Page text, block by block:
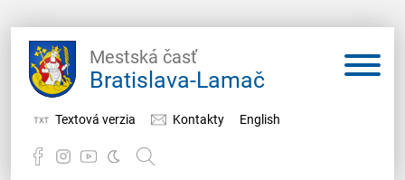
Mestská časť
Bratislava-Lamač
Textová verzia Kontakty English